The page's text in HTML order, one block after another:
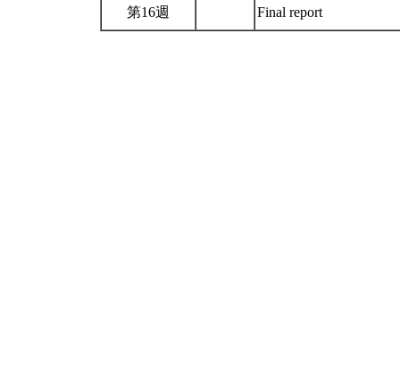
第16週 Final report